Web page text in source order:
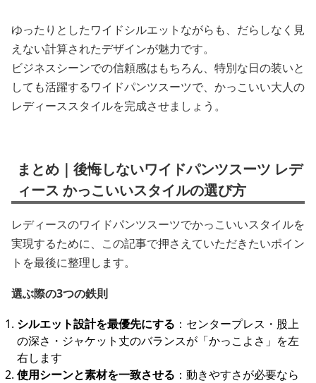
ゆったりとしたワイドシルエットながらも、だらしなく見
えない計算されたデザインが魅力です。
ビジネスシーンでの信頼感はもちろん、特別な日の装いと
しても活躍するワイドパンツスーツで、かっこいい大人の
レディーススタイルを完成させましょう。
まとめ｜後悔しないワイドパンツスーツ レデ
ィース かっこいいスタイルの選び方
レディースのワイドパンツスーツでかっこいいスタイルを
実現するために、この記事で押さえていただきたいポイン
トを最後に整理します。
選ぶ際の3つの鉄則
シルエット設計を最優先にする ：センタープレス・股上
の深さ・ジャケット丈のバランスが「かっこよさ」を左
右します
使用シーンと素材を一致させる ：動きやすさが必要なら